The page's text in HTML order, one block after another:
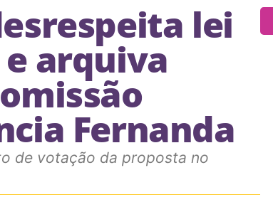
lei
arquiva
Fernanda
de votação da proposta no